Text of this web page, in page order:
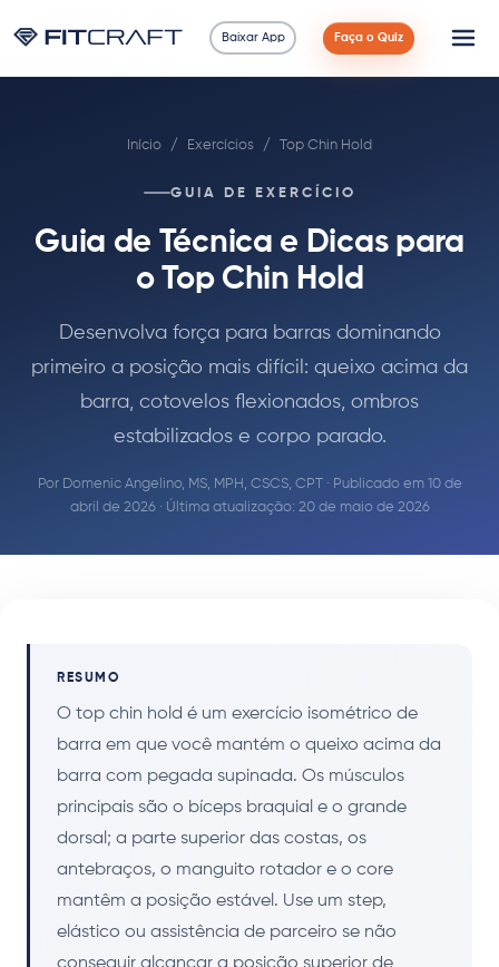
Baixar App Faça o Quiz
Exercícios
Início / Exercícios / Top Chin Hold
GUIA DE EXERCÍCIO
Guia de Técnica e Dicas para
o Top Chin Hold
Desenvolva força para barras dominando
primeiro a posição mais difícil: queixo acima da
barra, cotovelos flexionados, ombros
estabilizados e corpo parado.
Por Domenic Angelino, MS, MPH, CSCS, CPT· Publicado em 10 de
abril de 2026 · Última atualização: 20 de maio de 2026
RESUMO
O top chin hold é um exercício isométrico de
barra em que você mantém o queixo acima da
barra com pegada supinada. Os músculos
principais são o bíceps braquial e o grande
dorsal; a parte superior das costas, os
antebraços, o manguito rotador e o core
mantêm a posição estável. Use um step,
elástico ou assistência de parceiro se não
conseguir alcançar a posição superior de